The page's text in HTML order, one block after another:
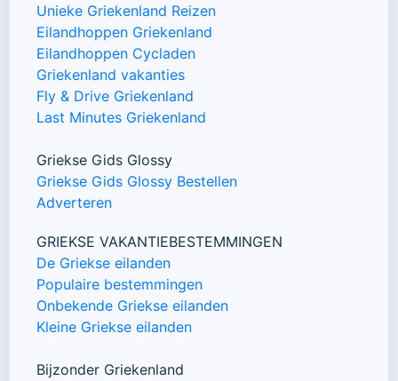
Unieke Griekenland Reizen
Eilandhoppen Griekenland
Eilandhoppen Cycladen
Griekenland vakanties
Fly & Drive Griekenland
Last Minutes Griekenland
Griekse Gids Glossy
Griekse Gids Glossy Bestellen
Adverteren
GRIEKSE VAKANTIEBESTEMMINGEN
De Griekse eilanden
Populaire bestemmingen
Onbekende Griekse eilanden
Kleine Griekse eilanden
Bijzonder Griekenland